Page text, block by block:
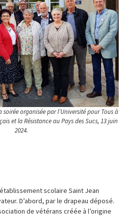
soirée organisée par l’Université pour Tous à
et la Résistance au Pays des Sucs, 13 juin
2024.
scolaire Saint Jean
D’abord, par le drapeau déposé.
de vétérans créée à l’origine